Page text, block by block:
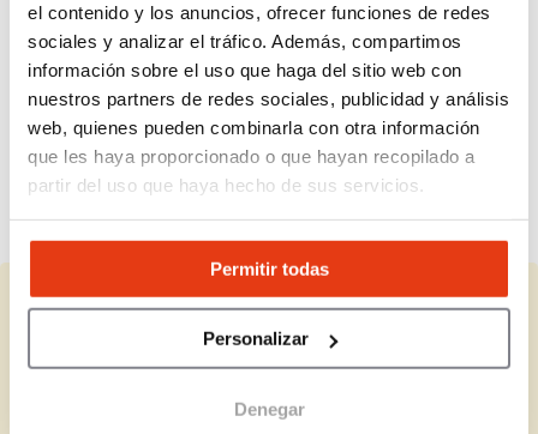
el contenido y los anuncios, ofrecer funciones de redes
sociales y analizar el tráfico. Además, compartimos
información sobre el uso que haga del sitio web con
nuestros partners de redes sociales, publicidad y análisis
web, quienes pueden combinarla con otra información
que les haya proporcionado o que hayan recopilado a
partir del uso que haya hecho de sus servicios.
Permitir todas
Personalizar
Denegar
¿Qué perfil de franquiciado busca Nails
Factory?
¿Dispone la marca de productos propios?
¿Los centros pueden adaptarse a
diferentes espacios?
¿Representas a Nails Factory?
Completa la información que falta y actualiza los datos.
Completar